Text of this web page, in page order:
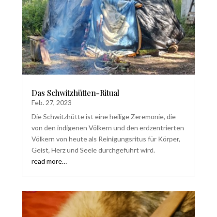
Das Schwitzhütten-Ritual
Feb. 27, 2023
Die Schwitzhütte ist eine heilige Zeremonie, die
von den indigenen Völkern und den erdzentrierten
Völkern von heute als Reinigungsritus für Körper,
Geist, Herz und Seele durchgeführt wird.
read more…